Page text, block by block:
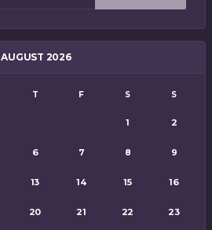
AUGUST 2026
T F S S
1 2
6 7 8 9
13 14 15 16
20 21 22 23